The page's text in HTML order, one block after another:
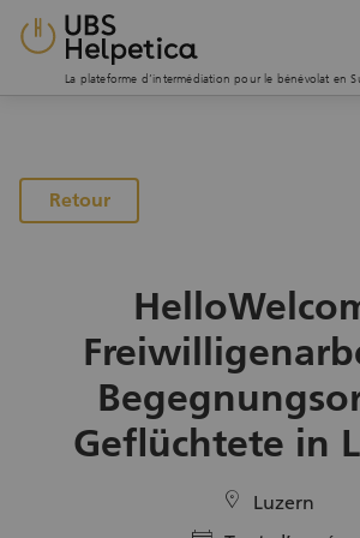
La plateforme d’intermédiation pour le bénévolat en
RetourVers la page des projets
Geflüchtete in
location Luzern